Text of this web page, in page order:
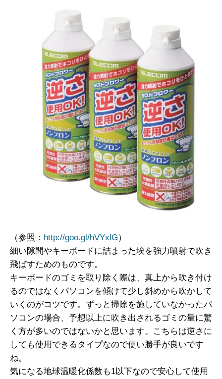
（参照： http://goo.gl/hVYxlG）
細い隙間やキーボードに詰まった埃を強力噴射で吹き
飛ばすためのものです。
キーボードのゴミを取り除く際は、真上から吹き付け
るのではなくパソコンを傾けて少し斜めから吹かして
いくのがコツです。ずっと掃除を施していなかったパ
ソコンの場合、予想以上に吹き出されるゴミの量に驚
く方が多いのではないかと思います。こちらは逆さに
しても使用できるタイプなので使い勝手が良いです
ね。
気になる地球温暖化係数も1以下なので安心して使用